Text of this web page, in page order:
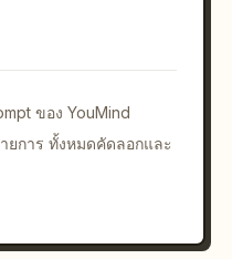
ต่ำ แล้วลุกขึ้นอย่างลื่น
การทำความเคารพอย่าง
ล ลื่นไหล ควบคุมได้
สู้ที่แม่นยำมากกว่าความ
ใจ และความต่อเนื่อง
พร้อมการติดตามช้าๆ
ของ YouMind
ยการ ทั้งหมดคัดลอกและ